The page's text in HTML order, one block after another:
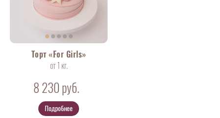
Торт «For Girls»
от 1 кг.
8 230 руб.
Подробнее